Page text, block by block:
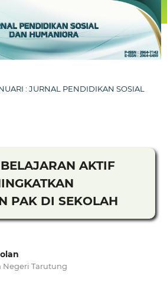
: JURNAL PENDIDIKAN SOSIAL
AKTIF
PAK DI SEKOLAH
Negeri Tarutung